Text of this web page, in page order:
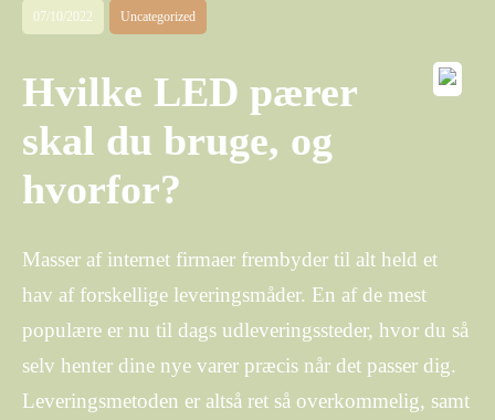
07/10/2022 Uncategorized
Hvilke LED pærer
skal du bruge, og
hvorfor?
Masser af internet firmaer frembyder til alt held et
hav af forskellige leveringsmåder. En af de mest
populære er nu til dags udleveringssteder, hvor du så
selv henter dine nye varer præcis når det passer dig.
Leveringsmetoden er altså ret så overkommelig, samt